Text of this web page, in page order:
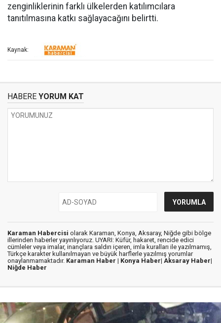
zenginliklerinin farklı ülkelerden katılımcılara
tanıtılmasına katkı sağlayacağını belirtti.
Kaynak:
HABERE YORUM KAT
Karaman Habercisi olarak Karaman, Konya, Aksaray, Niğde gibi bölge
illerinden haberler yayınlıyoruz. UYARI: Küfür, hakaret, rencide edici
cümleler veya imalar, inançlara saldırı içeren, imla kuralları ile yazılmamış,
Türkçe karakter kullanılmayan ve büyük harflerle yazılmış yorumlar
onaylanmamaktadır. Karaman Haber | Konya Haber| Aksaray Haber|
Niğde Haber